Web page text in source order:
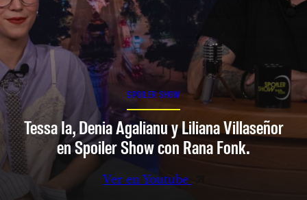
SPOILER SHOW
Tessa Ia, Denia Agalianu y Liliana Villaseñor
en Spoiler Show con Rana Fonk.
Ver en Youtube